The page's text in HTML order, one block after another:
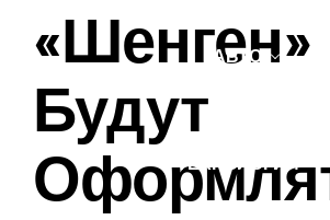
АВТО
ТЕХНОЛОГИИ
«Шенген»
Будут